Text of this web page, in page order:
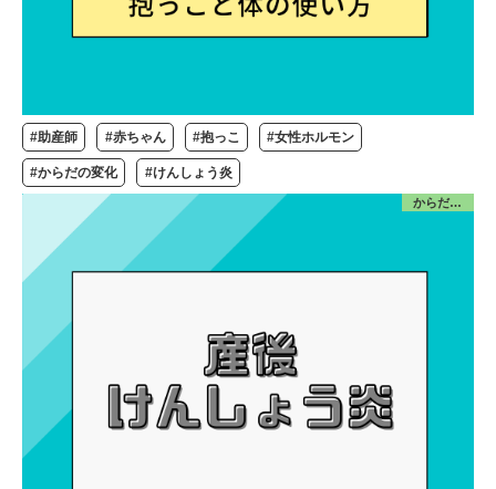
#助産師 #赤ちゃん #抱っこ #女性ホルモン
#からだの変化 #けんしょう炎
からだ／産前産後